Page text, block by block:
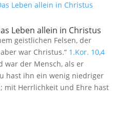
Leben allein in Christus
geistlichen Felsen, der
war Christus.“ 1.Kor. 10,4
war der Mensch, als er
hast ihn ein wenig niedriger
mit Herrlichkeit und Ehre hast